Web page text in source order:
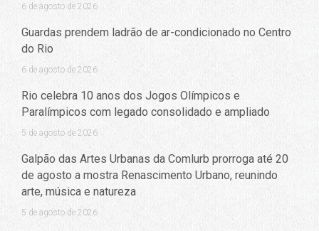
6 de agosto de 2026
Guardas prendem ladrão de ar-condicionado no Centro
do Rio
6 de agosto de 2026
Rio celebra 10 anos dos Jogos Olímpicos e
Paralímpicos com legado consolidado e ampliado
5 de agosto de 2026
Galpão das Artes Urbanas da Comlurb prorroga até 20
de agosto a mostra Renascimento Urbano, reunindo
arte, música e natureza
5 de agosto de 2026